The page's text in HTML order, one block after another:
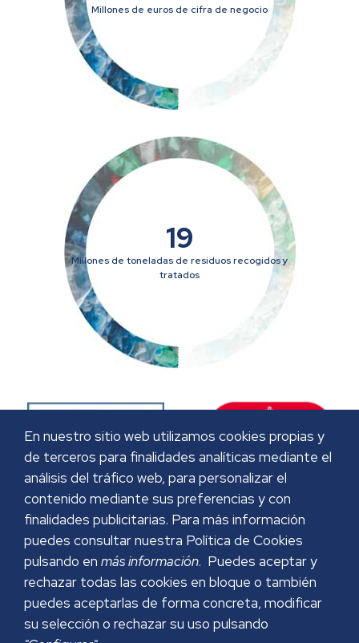
Millones de euros de cifra de negocio
19
Millones de toneladas de residuos recogidos y
tratados
En nuestro sitio web utilizamos cookies propias y
de terceros para finalidades analíticas mediante el
análisis del tráfico web, para personalizar el
contenido mediante sus preferencias y con
finalidades publicitarias. Para más información
puedes consultar nuestra Política de Cookies
pulsando en más información. Puedes aceptar y
rechazar todas las cookies en bloque o también
puedes aceptarlas de forma concreta, modificar
su selección o rechazar su uso pulsando